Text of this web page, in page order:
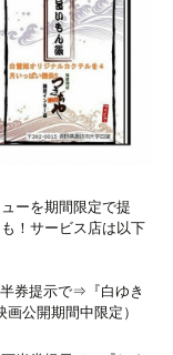
ーを期間限定で提
！サービス店は以下
券提示で⇒『白ゆき
公開期間中限定）